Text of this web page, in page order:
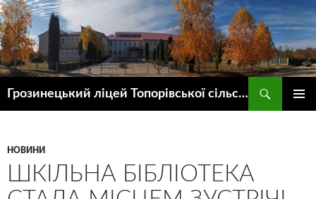
Грозинецький ліцей Топорівської сільської ради
НОВИНИ
ШКІЛЬНА БІБЛІОТЕКА